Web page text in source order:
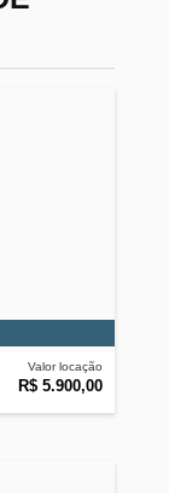
Valor locação
R$ 5.900,00